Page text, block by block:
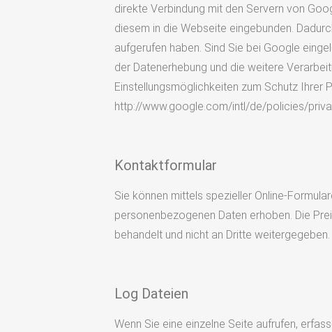
direkte Verbindung mit den Servern von
diesem in die Webseite eingebunden.
aufgerufen haben. Sind Sie bei Google
der Datenerhebung und die weitere
Einstellungsmöglichkeiten zum Schutz Ihrer
http://www.google.com/intl/de/policies/
Kontaktformular
Sie können mittels spezieller Online-
personenbezogenen Daten erhoben. Die
behandelt und nicht an Dritte weitergegeben.
Log Dateien
Wenn Sie eine einzelne Seite aufrufen,